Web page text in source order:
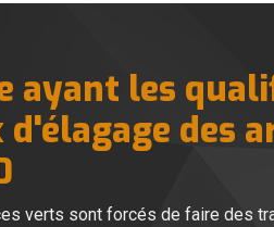
ayant les
des
verts sont forcés de faire des